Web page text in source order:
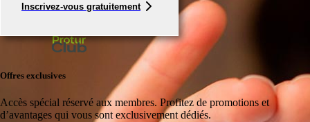
Inscrivez-vous gratuitement
Offres exclusives
Accès spécial réservé aux membres. Profitez de promotions et
d’avantages qui vous sont exclusivement dédiés.